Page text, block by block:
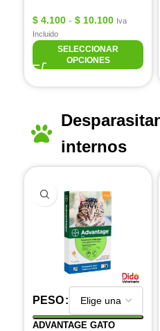
$ 4.100 - $ 10.100 Iva
Incluido
SELECCIONAR
OPCIONES
internos
PESO
ADVANTAGE GATO